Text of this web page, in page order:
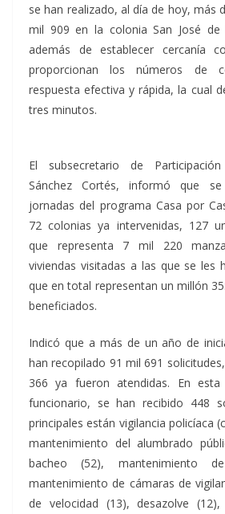
se han realizado, al día de hoy, más
mil 909 en la colonia San José de
además de establecer cercanía
proporcionan los números de
respuesta efectiva y rápida, la cual
tres minutos.
El subsecretario de
Sánchez Cortés, informó que
jornadas del programa Casa por
72 colonias ya intervenidas, 127
que representa 7 mil 220
viviendas visitadas a las que se les
que en total representan un millón
beneficiados.
Indicó que a más de un año de
han recopilado 91 mil 691
366 ya fueron atendidas. En
funcionario, se han recibido 448
principales están vigilancia policíaca
mantenimiento del alumbrado
bacheo (52), mantenimiento
mantenimiento de cámaras de
de velocidad (13), desazolve